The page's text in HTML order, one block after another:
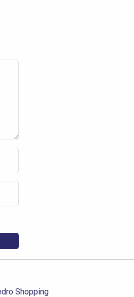
Shopping